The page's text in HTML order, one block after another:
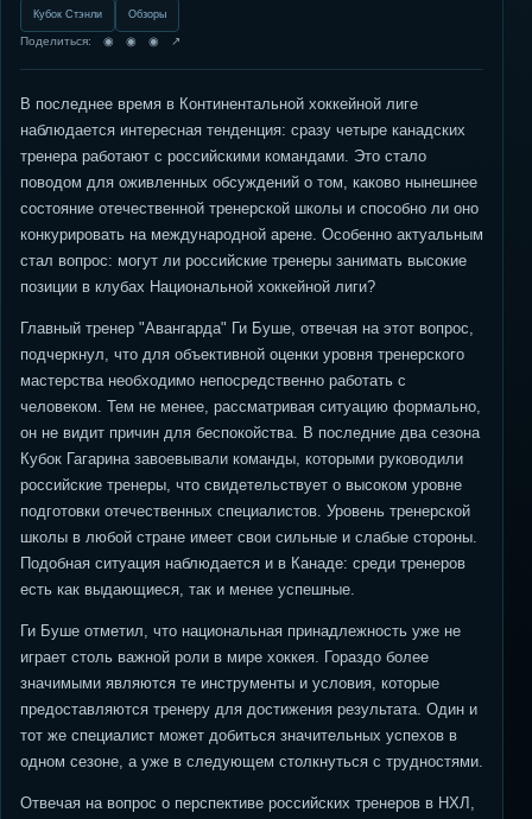
Кубок Стэнли Обзоры
Поделиться: ◉ ◉ ◉ ↗
В последнее время в Континентальной хоккейной лиге
наблюдается интересная тенденция: сразу четыре канадских
тренера работают с российскими командами. Это стало
поводом для оживленных обсуждений о том, каково нынешнее
состояние отечественной тренерской школы и способно ли оно
конкурировать на международной арене. Особенно актуальным
стал вопрос: могут ли российские тренеры занимать высокие
позиции в клубах Национальной хоккейной лиги?
Главный тренер "Авангарда" Ги Буше, отвечая на этот вопрос,
подчеркнул, что для объективной оценки уровня тренерского
мастерства необходимо непосредственно работать с
человеком. Тем не менее, рассматривая ситуацию формально,
он не видит причин для беспокойства. В последние два сезона
Кубок Гагарина завоевывали команды, которыми руководили
российские тренеры, что свидетельствует о высоком уровне
подготовки отечественных специалистов. Уровень тренерской
школы в любой стране имеет свои сильные и слабые стороны.
Подобная ситуация наблюдается и в Канаде: среди тренеров
есть как выдающиеся, так и менее успешные.
Ги Буше отметил, что национальная принадлежность уже не
играет столь важной роли в мире хоккея. Гораздо более
значимыми являются те инструменты и условия, которые
предоставляются тренеру для достижения результата. Один и
тот же специалист может добиться значительных успехов в
одном сезоне, а уже в следующем столкнуться с трудностями.
Отвечая на вопрос о перспективе российских тренеров в НХЛ,